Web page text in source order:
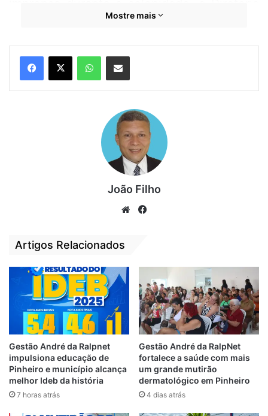
de Comunicação da Assembleia fará o
fotógrafos que terão acesso ao Plenário
Nagib Haickel, sendo um profissional por
veículo.
As solicitações de credenciamento devem
ser enviadas, no período de 18 a 25 de
janeiro, para o e-
releasealma@gmail.com
No requerimento devem constar nome do
profissional e do veículo para o qual
As credenciais serão entregues de 28 a 31
janeiro, na recepção do 1º piso do
Complexo de Comunicação, das 8h às 12h
e das 14h às 17h.
Relacionado
Credenciais para
cobertura da posse
dos deputados são
entregues
29 de janeiro de 2019
Assembleia inicia
credenciamento
para posse do
governador Carlos
Brandão
Mostre mais
João Filho
We
Artigos Relacionados
Gestão André da Ralpnet
impulsiona educação de
Pinheiro e município alcança
melhor Ideb da história
7 horas atrás
Gestão André da RalpNet
fortalece a saúde com mais
um grande mutirão
dermatológico em Pinheiro
4 dias atrás